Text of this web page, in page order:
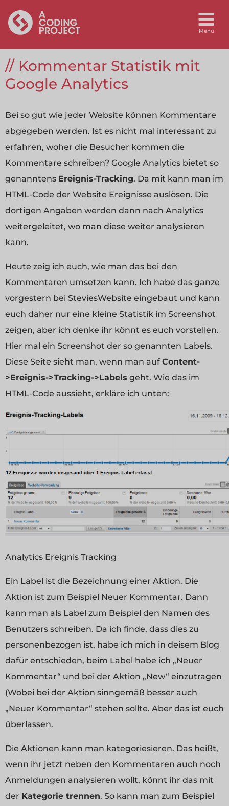
Kommentar Statistik mit
Google Analytics
Bei so gut wie jeder Website können Kommentare
abgegeben werden. Ist es nicht mal interessant zu
erfahren, woher die Besucher kommen die
Kommentare schreiben? Google Analytics bietet so
genanntens Ereignis-Tracking. Da mit kann man im
HTML-Code der Website Ereignisse auslösen. Die
dortigen Angaben werden dann nach Analytics
weitergeleitet, wo man diese weiter analysieren
kann.
Heute zeig ich euch, wie man das bei den
Kommentaren umsetzen kann. Ich habe das ganze
vorgestern bei SteviesWebsite eingebaut und kann
euch daher nur eine kleine Statistik im Screenshot
zeigen, aber ich denke ihr könnt es euch vorstellen.
Hier mal ein Screenshot der so genannten Labels.
Diese Seite sieht man, wenn man auf Content-
>Ereignis->Tracking->Labels geht. Wie das im
HTML-Code aussieht, erkläre ich unten:
Analytics Ereignis Tracking
Ein Label ist die Bezeichnung einer Aktion. Die
Aktion ist zum Beispiel Neuer Kommentar. Dann
kann man als Label zum Beispiel den Namen des
Benutzers schreiben. Da ich finde, dass dies zu
personenbezogen ist, habe ich mich in deisem Blog
dafür entschieden, beim Label habe ich „Neuer
Kommentar“ und bei der Aktion „New“ einzutragen
(Wobei bei der Aktion sinngemäß besser auch
„Neuer Kommentar“ stehen sollte. Aber das ist euch
überlassen.
Die Aktionen kann man kategoriesieren. Das heißt,
wenn ihr jetzt neben den Kommentaren auch noch
Anmeldungen analysieren wollt, könnt ihr das mit
der Kategorie trennen. So kann man zum Beispiel